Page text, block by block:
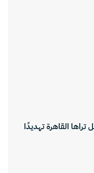
القاهرة تهديدًا